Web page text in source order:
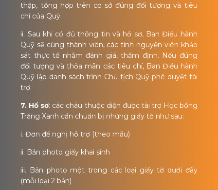
thập, tổng hợp trên cơ sở đúng đối tượng và tiêu
chí của Quỹ.
ii. Sau khi có đủ thông tin và hồ sơ, Ban Điều hành
Quỹ sẽ cùng thành viên, các tình nguyện viên khảo
sát thực tế nhằm đánh giá, thẩm định. Nếu đúng
đối tượng và thỏa mãn các tiêu chí, Ban Điều hành
Quỹ lập danh sách trình Chủ tịch Quỹ phê duyệt tài
trợ.
7. Hồ sơ: các cháu thuộc diện được tài trợ Học bổng
Trăng Xanh cần chuẩn bị những giấy tờ như sau:
i. Đơn đề nghị hỗ trợ (theo mẫu)
ii. Bản photo giấy khai sinh
iii. Bản photo một trong các loại giấy tờ dưới đây
(mỗi loại 2 bản)